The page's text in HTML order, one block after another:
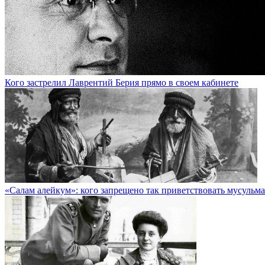
Кого застрелил Лаврентий Берия прямо в своем кабинете
«Салам алейкум»: кого запрещено так приветствовать